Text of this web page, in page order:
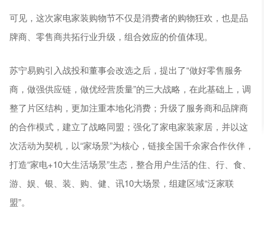
可见，这次家电家装购物节不仅是消费者的购物狂欢，也是品
牌商、零售商共拓行业升级，组合效应的价值体现。
苏宁易购引入战投和董事会改选之后，提出了“做好零售服务
商，做强供应链，做优经营质量”的三大战略，在此基础上，调
整了片区结构，更加注重本地化消费；升级了服务商和品牌商
的合作模式，建立了战略同盟；强化了家电家装家居，并以这
次活动为契机，以“家场景”为核心，链接全国千余家合作伙伴，
打造“家电+10大生活场景”生态，整合用户生活的住、行、食、
游、娱、银、装、购、健、讯10大场景，组建区域“泛家联
盟”。